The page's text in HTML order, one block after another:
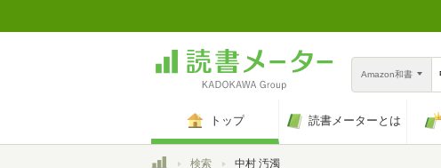
Amazon和書
トップ 読書メーターとは
トップ検索 中村 汚濁